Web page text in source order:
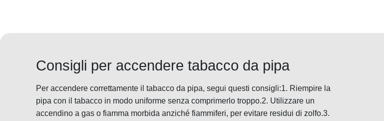
Consigli per accendere tabacco da pipa
Per accendere correttamente il tabacco da pipa, segui questi consigli:1. Riempire la
pipa con il tabacco in modo uniforme senza comprimerlo troppo.2. Utilizzare un
accendino a gas o fiamma morbida anziché fiammiferi, per evitare residui di zolfo.3.